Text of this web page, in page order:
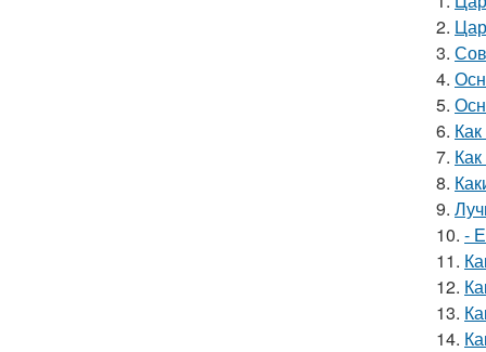
2.
3.
4.
5.
6.
7.
8.
9.
10. -
11.
12.
13.
14.